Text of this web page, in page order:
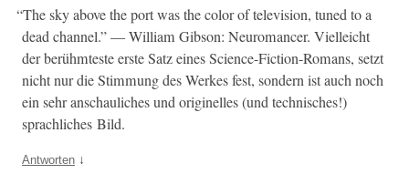
“The sky above the port was the col­or of tele­vi­sion, tuned to a
dead chan­nel.” — William Gib­son: Neu­ro­mancer. Vielle­icht
der berühmteste erste Satz eines Sci­ence-Fic­tion-Romans, set­zt
nicht nur die Stim­mung des Werkes fest, son­dern ist auch noch
ein sehr anschaulich­es und orig­inelles (und tech­nis­ches!)
sprach­lich­es Bild.
Antworten ↓